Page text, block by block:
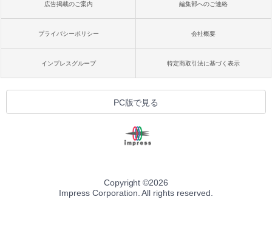
広告掲載のご案内 編集部へのご連絡
プライバシーポリシー 会社概要
インプレスグループ 特定商取引法に基づく表示
PC版で見る
Copyright ©2026
Impress Corporation. All rights reserved.